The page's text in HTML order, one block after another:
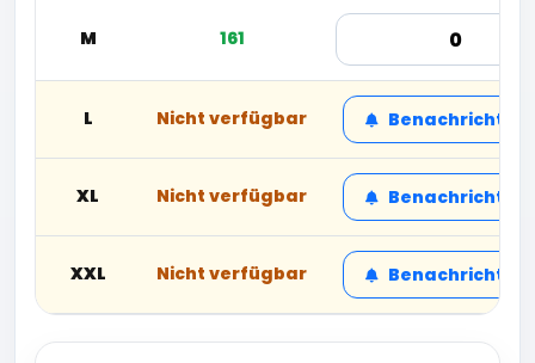
M 161
L Nicht verfügbar
XL Nicht verfügbar
XXL Nicht verfügbar